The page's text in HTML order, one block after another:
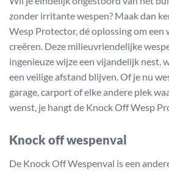
zonder irritante wespen? Maak dan
Wesp Protector, dé oplossing om een
creëren. Deze milieuvriendelijke
ingenieuze wijze een vijandelijk nest,
een veilige afstand blijven. Of je nu
garage, carport of elke andere plek
wenst, je hangt de Knock Off Wesp
Knock off wespenval
De Knock Off Wespenval is een